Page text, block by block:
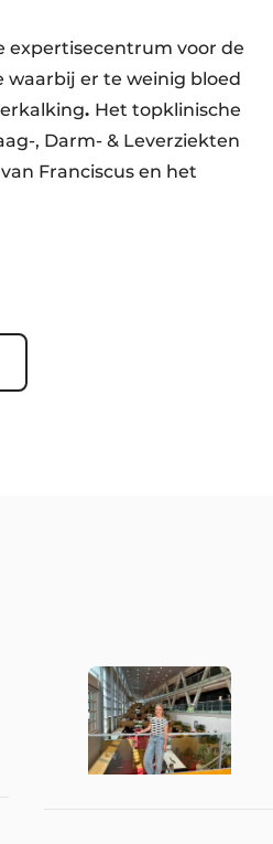
expertisecentrum voor de
waarbij er te weinig bloed
. Het topklinische
, Darm- & Leverziekten
Franciscus en het